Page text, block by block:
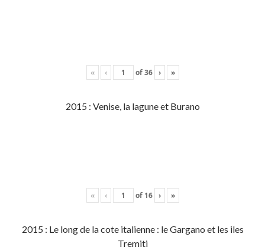
« ‹ of36 › »
2015 : Venise, la lagune et Burano
« ‹ of 16 › »
2015 : Le long de la cote italienne : le Gargano et les iles
Tremiti